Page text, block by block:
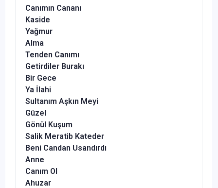
Canımın Cananı
Kaside
Yağmur
Alma
Tenden Canımı
Getirdiler Burakı
Bir Gece
Ya İlahi
Sultanım Aşkın Meyi
Güzel
Gönül Kuşum
Salik Meratib Kateder
Beni Candan Usandırdı
Anne
Canım Ol
Ahuzar